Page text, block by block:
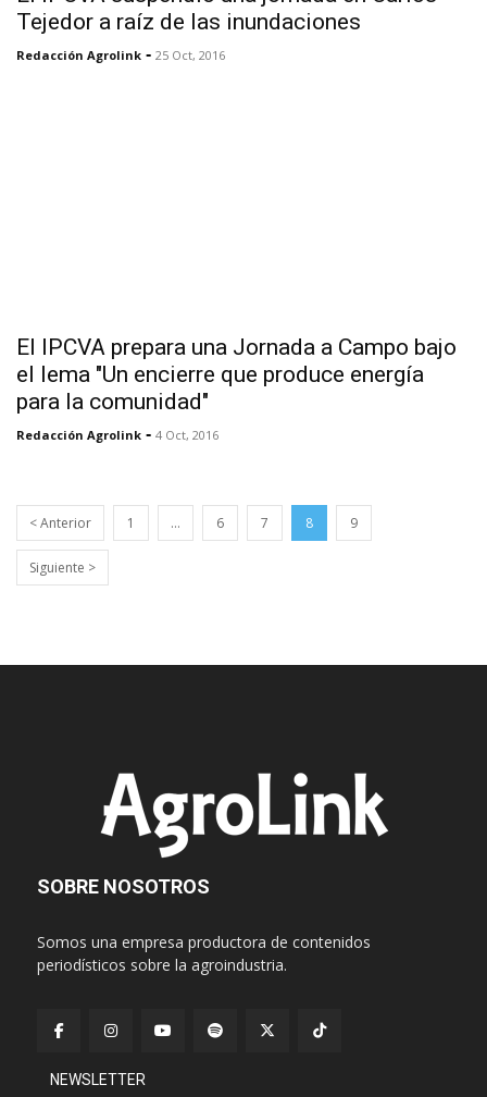
Tejedor a raíz de las inundaciones
Redacción Agrolink - 25 Oct, 2016
El IPCVA prepara una Jornada a Campo bajo
el lema "Un encierre que produce energía
para la comunidad"
Redacción Agrolink - 4 Oct, 2016
< Anterior 1 … 6 7 8 9
Siguiente >
SOBRE NOSOTROS
Somos una empresa productora de contenidos
periodísticos sobre la agroindustria.
NEWSLETTER